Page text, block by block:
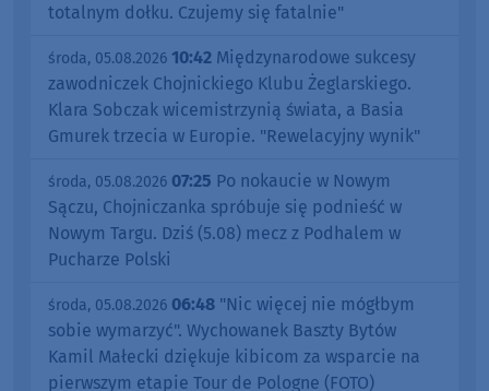
totalnym dołku. Czujemy się fatalnie"
środa, 05.08.2026 10:42 Międzynarodowe sukcesy
zawodniczek Chojnickiego Klubu Żeglarskiego.
Klara Sobczak wicemistrzynią świata, a Basia
Gmurek trzecia w Europie. "Rewelacyjny wynik"
środa, 05.08.2026 07:25 Po nokaucie w Nowym
Sączu, Chojniczanka spróbuje się podnieść w
Nowym Targu. Dziś (5.08) mecz z Podhalem w
Pucharze Polski
środa, 05.08.2026 06:48 "Nic więcej nie mógłbym
sobie wymarzyć". Wychowanek Baszty Bytów
Kamil Małecki dziękuje kibicom za wsparcie na
pierwszym etapie Tour de Pologne (FOTO)